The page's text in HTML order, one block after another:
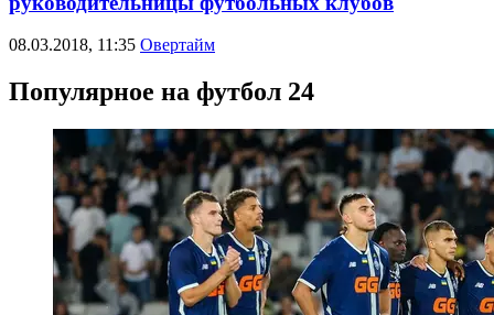
08.03.2018, 11:35 Овертайм
Популярное на футбол 24